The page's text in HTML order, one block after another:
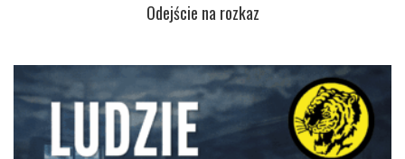
Odejście na rozkaz